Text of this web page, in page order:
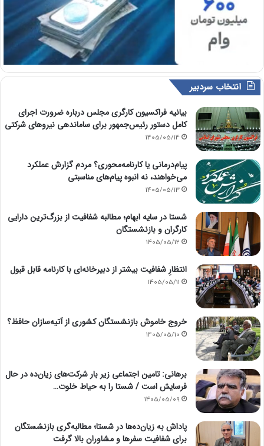
انتخاب سردبیر
بیانیه فراکسیون کارگری مجلس درباره ضرورت اجرای
کامل دستور رئیس‌جمهور برای ساماندهی نیروهای شرکتی
1405/05/14
پیام‌درمانی یا کارنامه‌محوری؟ مردم گزارش عملکرد
می‌خواهند، نه انبوه پیام‌های مناسبتی
1405/05/13
شستا در سایه ابهام؛ مطالبه شفافیت از بزرگ‌ترین دارایی
کارگران و بازنشستگان
1405/05/12
انتظارِ شفافیت بیشتر از دبیرخانه‌ای با کارنامه قابل قبول
1405/05/11
خروج خاموش بازنشستگان کشوری از آتیه‌سازان حافظ؟
1405/05/10
برهانی: تامین اجتماعی زیر بار شرکت‌های زیان‌ده در حال
فرسایش است / شستا را به حیاط خلوت…
1405/05/09
پاداش به زیان‌ده‌ها در شستا؛ مطالبه‌گری بازنشستگان
برای شفافیت سفرها و مشاوران بالا گرفت